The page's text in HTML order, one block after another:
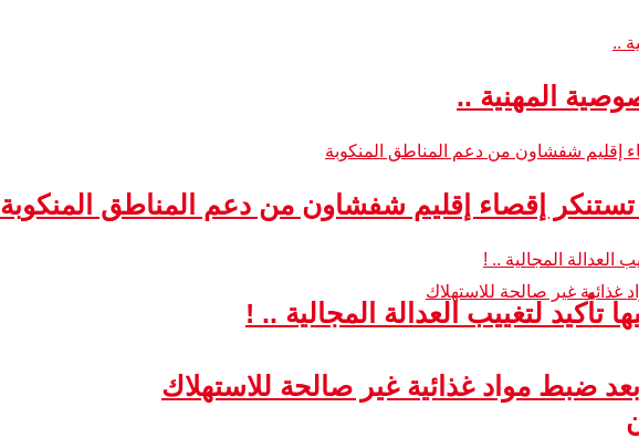
المهنية ..
تستنكر إقصاء إقليم شفشاون من دعم المناطق المنكوبة
تأكيد لتغييب العدالة المجالية .. !